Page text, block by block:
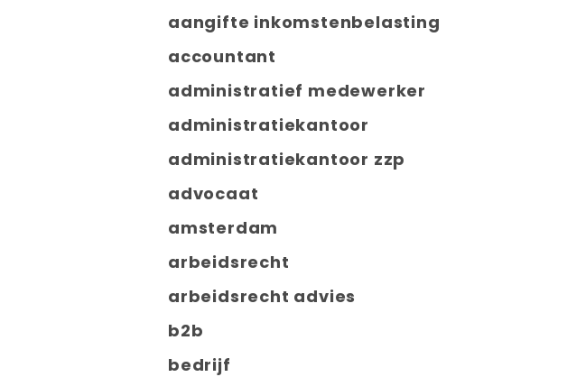
aangifte inkomstenbelasting
accountant
administratief medewerker
administratiekantoor
administratiekantoor zzp
advocaat
amsterdam
arbeidsrecht
arbeidsrecht advies
b2b
bedrijf